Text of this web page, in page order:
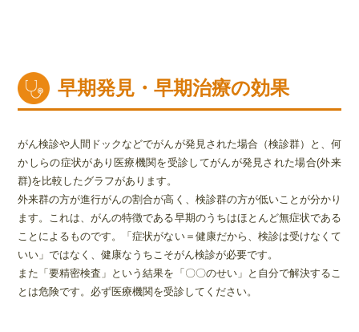
早期発見・早期治療の効果
がん検診や人間ドックなどでがんが発見された場合（検診群）と、何
かしらの症状があり医療機関を受診してがんが発見された場合(外来
群)を比較したグラフがあります。
外来群の方が進行がんの割合が高く、検診群の方が低いことが分かり
ます。これは、がんの特徴である早期のうちはほとんど無症状である
ことによるものです。「症状がない＝健康だから、検診は受けなくて
いい」ではなく、健康なうちこそがん検診が必要です。
また「要精密検査」という結果を「〇〇のせい」と自分で解決するこ
とは危険です。必ず医療機関を受診してください。